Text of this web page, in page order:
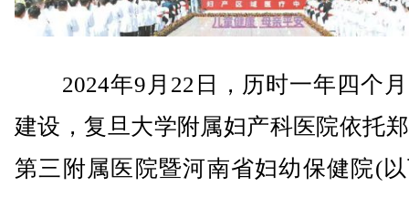
2024年9月22日，历时一年四个月
建设，复旦大学附属妇产科医院依托
第三附属医院暨河南省妇幼保健院(